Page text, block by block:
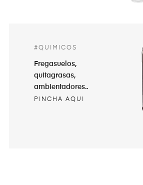
#QUIMICOS
Fregasuelos,
quitagrasas,
ambientadores..
PINCHA AQUI